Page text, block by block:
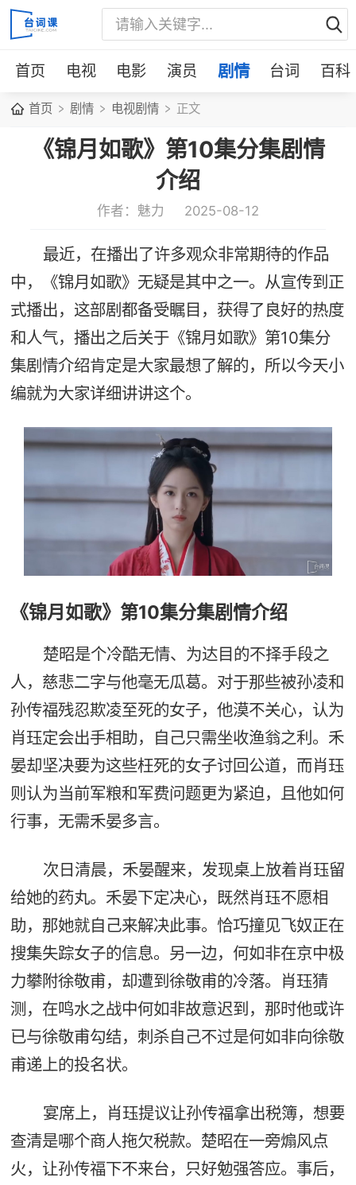
首页 电视 电影 演员 剧情 台词 百科
首页 剧情 电视剧情 正文
《锦月如歌》第10集分集剧情
介绍
作者：魅力 2025-08-12
最近，在播出了许多观众非常期待的作品
中，《锦月如歌》无疑是其中之一。从宣传到正
式播出，这部剧都备受瞩目，获得了良好的热度
和人气，播出之后关于《锦月如歌》第10集分
集剧情介绍肯定是大家最想了解的，所以今天小
编就为大家详细讲讲这个。
《锦月如歌》第10集分集剧情介绍
楚昭是个冷酷无情、为达目的不择手段之
人，慈悲二字与他毫无瓜葛。对于那些被孙凌和
孙传福残忍欺凌至死的女子，他漠不关心，认为
肖珏定会出手相助，自己只需坐收渔翁之利。禾
晏却坚决要为这些枉死的女子讨回公道，而肖珏
则认为当前军粮和军费问题更为紧迫，且他如何
行事，无需禾晏多言。
次日清晨，禾晏醒来，发现桌上放着肖珏留
给她的药丸。禾晏下定决心，既然肖珏不愿相
助，那她就自己来解决此事。恰巧撞见飞奴正在
搜集失踪女子的信息。另一边，何如非在京中极
力攀附徐敬甫，却遭到徐敬甫的冷落。肖珏猜
测，在鸣水之战中何如非故意迟到，那时他或许
已与徐敬甫勾结，刺杀自己不过是何如非向徐敬
甫递上的投名状。
宴席上，肖珏提议让孙传福拿出税簿，想要
查清是哪个商人拖欠税款。楚昭在一旁煽风点
火，让孙传福下不来台，只好勉强答应。事后，